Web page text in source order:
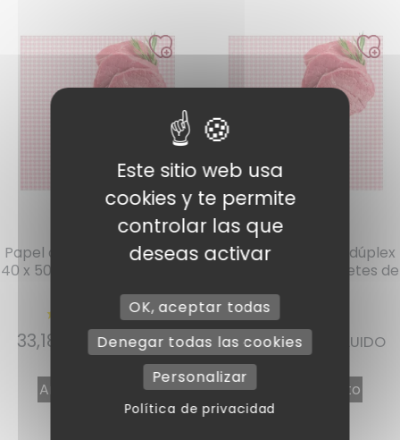
Ref : DPX4050
Papel de carnicero dúplex
40 x 50 cm en paquetes de
33,18 IVA INCLUIDO
Añadir al carrito
Ref : DPX5065
Papel de carnicero dúplex
50 x 65 cm en paquetes de
32,26€ IVA INCLUIDO
Añadir al carrito
Este sitio web usa
cookies y te permite
controlar las que
deseas activar
OK, aceptar todas
Denegar todas las cookies
Personalizar
Política de privacidad